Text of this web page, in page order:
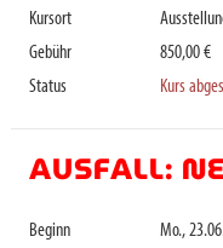
Kursort
Gebühr
850,00 €
Status
Kurs
AUSFALL:
Beginn
Mo.,